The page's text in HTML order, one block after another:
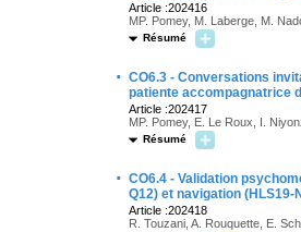
Article :202416
MP. Pomey, M. Laberge, M.
Résumé
· CO6.3 - Conversations
patiente accompagnatrice
Article :202417
MP. Pomey, E. Le Roux, I.
Résumé
· CO6.4 - Validation
Q12) et navigation (HLS19-
Article :202418
R. Touzani, A. Rouquette, E.